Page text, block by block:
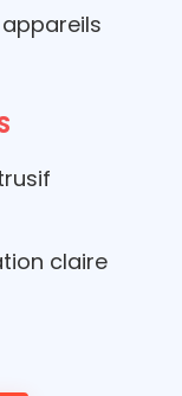
claire